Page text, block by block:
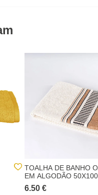
TOALHA DE BANHO
EM ALGODÃO
6.50 €